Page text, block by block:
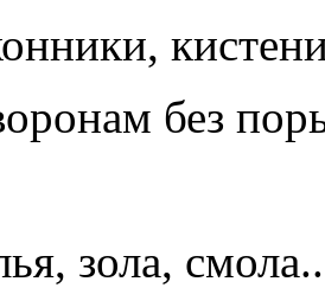
без
зола,